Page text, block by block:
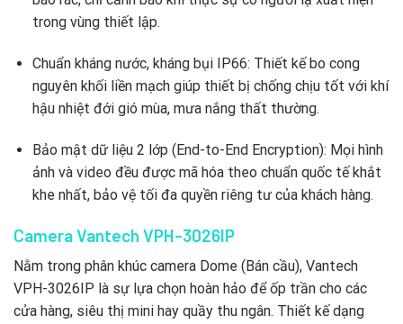
trong vùng thiết lập.
Chuẩn kháng nước, kháng bụi IP66: Thiết kế bo cong
nguyên khối liền mạch giúp thiết bị chống chịu tốt với khí
hậu nhiệt đới gió mùa, mưa nắng thất thường.
Bảo mật dữ liệu 2 lớp (End-to-End Encryption): Mọi hình
ảnh và video đều được mã hóa theo chuẩn quốc tế khắt
khe nhất, bảo vệ tối đa quyền riêng tư của khách hàng.
Camera Vantech VPH-3026IP
Nằm trong phân khúc camera Dome (Bán cầu), Vantech
VPH-3026IP là sự lựa chọn hoàn hảo để ốp trần cho các
cửa hàng, siêu thị mini hay quầy thu ngân. Thiết kế dạng